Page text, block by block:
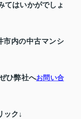
てはいかがでしょ
市内の中古マンシ
ひ弊社へお問い合
ック↓